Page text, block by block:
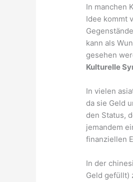
In manchen
Idee kommt
kann als
gesehen
Kulturelle
In vielen
da sie Geld
den Status,
jemandem
finanziellen
In der
Geld gefüllt)